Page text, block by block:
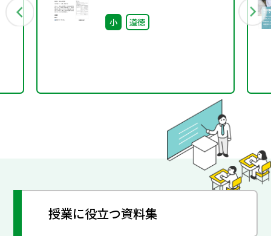
小 道徳
授業に役立つ資料集